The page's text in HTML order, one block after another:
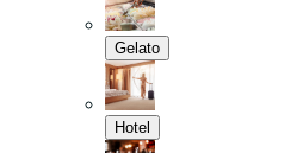
Gelato
Hotel